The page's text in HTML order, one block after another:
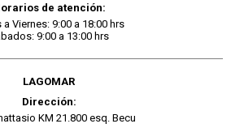
de atención:
a Viernes: 9:00 a 18:00 hrs
9:00 a 13:00 hrs
LAGOMAR
Dirección:
KM 21.800 esq. Becu